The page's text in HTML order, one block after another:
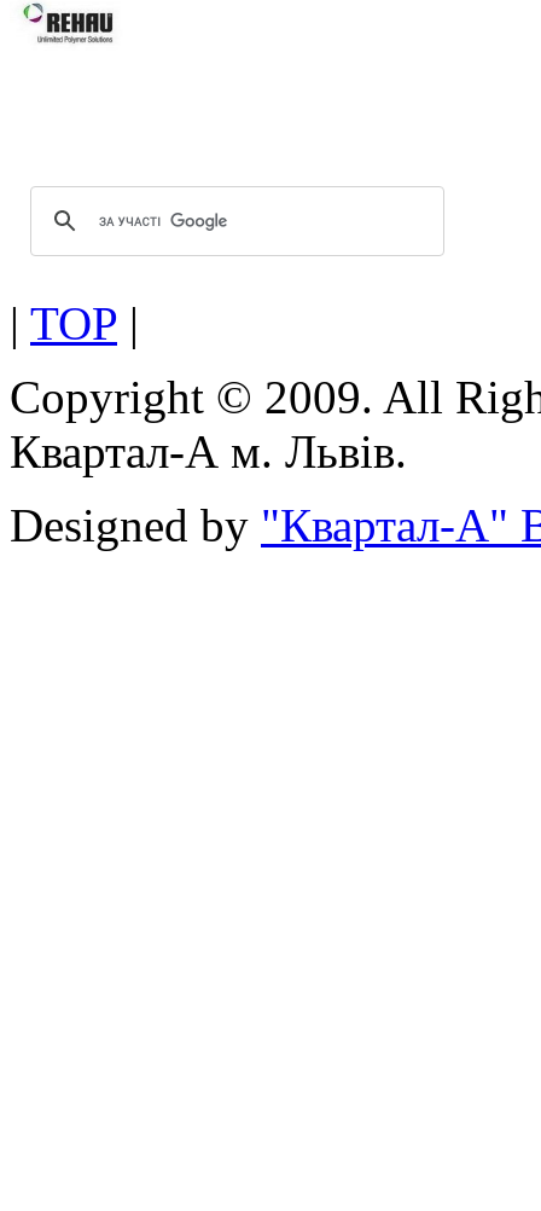
| TOP |
Copyright © 2009. All
Квартал-А м. Львів.
Designed by "Квартал-А"